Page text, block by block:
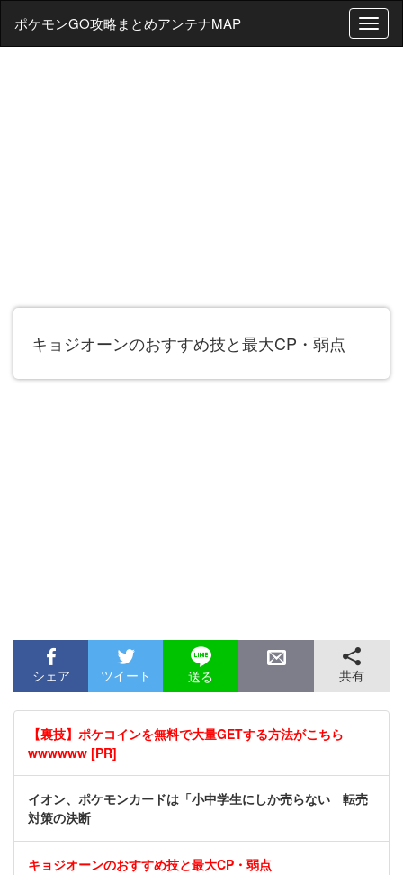
T
o
ポケモンGO攻略まとめアンテナMAP
キョジオーンのおすすめ技と最大CP・弱点
シェア ツイート 送る 共有
【裏技】ポケコインを無料で大量GETする方法がこちら
wwwwww [PR]
イオン、ポケモンカードは「小中学生にしか売らない 転売
対策の決断
キョジオーンのおすすめ技と最大CP・弱点